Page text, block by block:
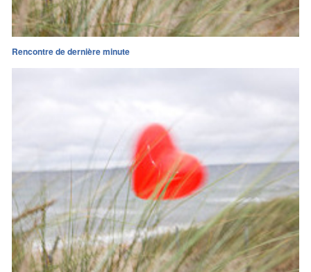
Rencontre de dernière minute